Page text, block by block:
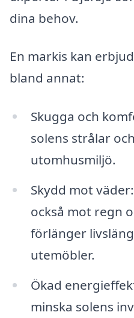
dina behov.
En markis kan
bland annat:
Skugga och
solens strålar
utomhusmiljö.
Skydd mot
också mot regn
förlänger
utemöbler.
Ökad
minska solens